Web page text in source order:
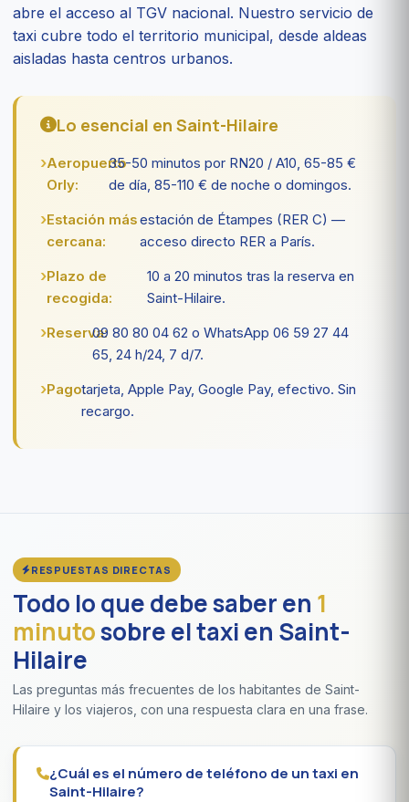
abre el acceso al TGV nacional. Nuestro servicio de
taxi cubre todo el territorio municipal, desde aldeas
aisladas hasta centros urbanos.
Lo esencial en Saint-Hilaire
Aeropuerto
Orly:
35-50 minutos por RN20 / A10, 65-85 €
de día, 85-110 € de noche o domingos.
Estación más
cercana:
estación de Étampes (RER C) —
acceso directo RER a París.
Plazo de
recogida:
10 a 20 minutos tras la reserva en
Saint-Hilaire.
Reserva:09 80 80 04 62 o WhatsApp 06 59 27 44
65, 24 h/24, 7 d/7.
Pago:tarjeta, Apple Pay, Google Pay, efectivo. Sin
recargo.
RESPUESTAS DIRECTAS
Todo lo que debe saber en 1
minutosobre el taxi en Saint-
Hilaire
Las preguntas más frecuentes de los habitantes de Saint-
Hilaire y los viajeros, con una respuesta clara en una frase.
¿Cuál es el número de teléfono de un taxi en
Saint-Hilaire?